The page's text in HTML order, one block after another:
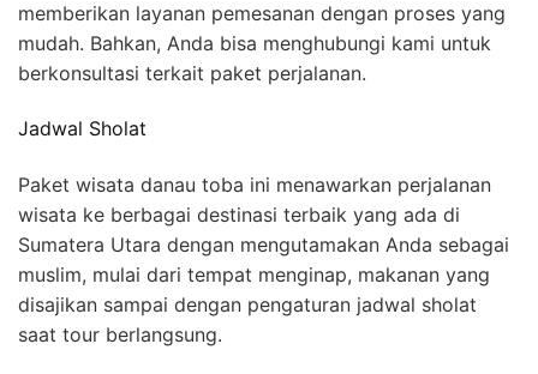
memberikan layanan pemesanan dengan proses yang
mudah. Bahkan, Anda bisa menghubungi kami untuk
berkonsultasi terkait paket perjalanan.
Jadwal Sholat
Paket wisata danau toba ini menawarkan perjalanan
wisata ke berbagai destinasi terbaik yang ada di
Sumatera Utara dengan mengutamakan Anda sebagai
muslim, mulai dari tempat menginap, makanan yang
disajikan sampai dengan pengaturan jadwal sholat
saat tour berlangsung.